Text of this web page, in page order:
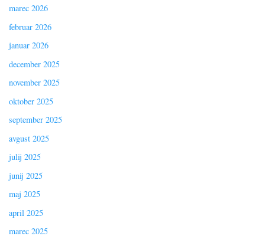
marec 2026
februar 2026
januar 2026
december 2025
november 2025
oktober 2025
september 2025
avgust 2025
julij 2025
junij 2025
maj 2025
april 2025
marec 2025